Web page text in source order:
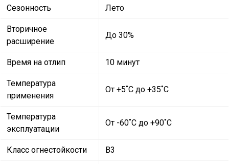
Сезонность Лето
Вторичное
расширение
До 30%
Время на отлип 10 минут
Температура
применения
От +5˚C до +35˚C
Температура
эксплуатации
От -60˚C до +90˚C
Класс огнестойкости В3